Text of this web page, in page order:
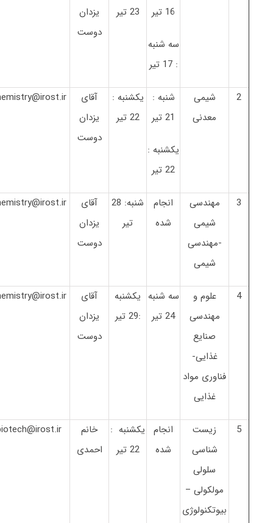
16 تیر
سه شنبه
: 17 تیر
23 تیر
یزدان
دوست
2
شیمی
معدنی
شنبه :
21 تیر
یکشنبه :
22 تیر
یکشنبه :
22 تیر
آقای
یزدان
دوست
3
مهندسی
شیمی
-مهندسی
شیمی
انجام
شده
شنبه: 28
تیر
آقای
یزدان
دوست
4
علوم و
مهندسی
صنایع
غذایی-
فناوری مواد
غذایی
سه شنبه
24 تیر
یکشنبه
:29 تیر
آقای
یزدان
دوست
5
زیست
شناسی
سلولی
مولکولی –
بیوتکنولوژی
انجام
شده
یکشنبه :
22 تیر
خانم
احمدی